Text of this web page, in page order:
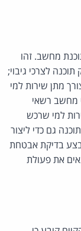
מחשב. זהו
לצרכי גיבוי;
מתן שירות למי
מחשב רשאי
למי שרכש
גם כדי ליצור
בדיקת אבטחת
את פעולת